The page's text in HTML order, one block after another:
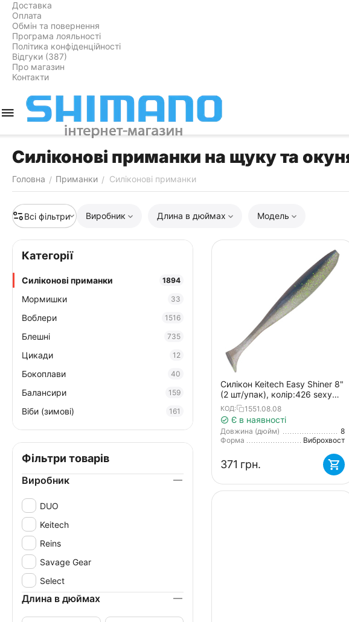
Доставка
Оплата
Обмін та повернення
Програма лояльності
Політика конфіденційності
Відгуки (387)
Про магазин
Контакти
Силіконові приманки на щуку та
Головна / Приманки / Силіконові приманки
Всі фільтри Виробник Длина в дюймах Модель
Силікон Keitech Easy Shiner 8"
(2 шт/упак), колір:426 sexy
shad
КОД: 1551.08.08
Є в наявності
Довжина (дюйм)
8
Форма
Виброхвост
‍371‍ грн.
Категорії
Силіконові приманки 1894
Мормишки 33
Воблери 1516
Блешні 735
Цикади 12
Бокоплави 40
Балансири 159
Віби (зимові) 161
Фільтри товарів
Виробник
DUO
Keitech
Reins
Savage Gear
Select
Длина в дюймах